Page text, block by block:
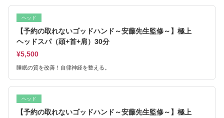
ヘッド
【予約の取れないゴッドハンド～安藤先生監修～】極上
ヘッドスパ（頭+首+肩）30分
¥5,500
睡眠の質を改善！自律神経を整える。
ヘッド
【予約の取れないゴッドハンド～安藤先生監修～】極上